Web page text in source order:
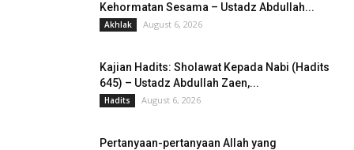
Kehormatan Sesama – Ustadz Abdullah...
Akhlak August 6, 2026
Kajian Hadits: Sholawat Kepada Nabi (Hadits
645) – Ustadz Abdullah Zaen,...
Hadits August 6, 2026
Pertanyaan-pertanyaan Allah yang